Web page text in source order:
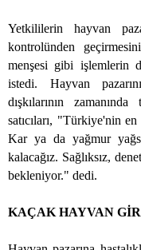
Yetkililerin hayvan
kontrolünden
menşesi gibi işlemlerin
istedi. Hayvan
dışkılarının
satıcıları, "Türkiye'nin en
Kar ya da yağmur
kalacağız. Sağlıksız,
bekleniyor." dedi.
KAÇAK HAYVAN